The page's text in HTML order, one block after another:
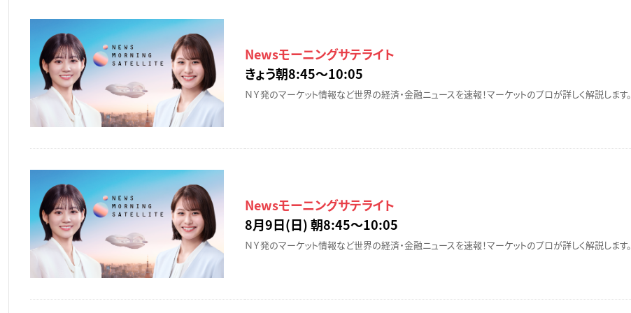
Newsモーニングサテライト
きょう朝8:45〜10:05
ＮＹ発のマーケット情報など世界の経済・金融ニュースを速報！マーケットのプロが詳しく解説します。
Newsモーニングサテライト
8月9日(日) 朝8:45〜10:05
ＮＹ発のマーケット情報など世界の経済・金融ニュースを速報！マーケットのプロが詳しく解説します。